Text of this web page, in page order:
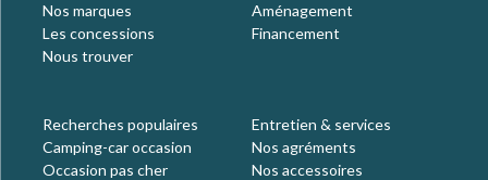
Nos marques
Les concessions
Nous trouver
Aménagement
Financement
Recherches populaires
Camping-car occasion
Occasion pas cher
Entretien & services
Nos agréments
Nos accessoires